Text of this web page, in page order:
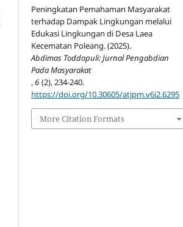
Peningkatan Pemahaman Masyarakat
terhadap Dampak Lingkungan melalui
Edukasi Lingkungan di Desa Laea
Kecematan Poleang. (2025).
Abdimas Toddopuli: Jurnal Pengabdian
Pada Masyarakat
,6 (2), 234-240.
https://doi.org/10.30605/atjpm.v6i2.6295
More Citation Formats